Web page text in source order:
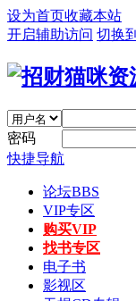
设为首页收藏本站
开启辅助访问 切换
密码
快捷导航
论坛BBS
VIP专区
购买VIP
找书专区
电子书
影视区